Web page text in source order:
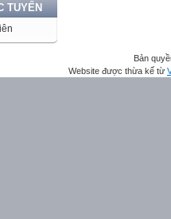
TUYẾN
Bản
Website được thừa kế từ